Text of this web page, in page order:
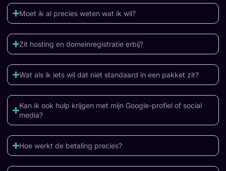
Moet ik al precies weten wat ik wil?
Zit hosting en domeinregistratie erbij?
Wat als ik iets wil dat niet standaard in een pakket zit?
Kan ik ook hulp krijgen met mijn Google-profiel of social
media?
Hoe werkt de betaling precies?